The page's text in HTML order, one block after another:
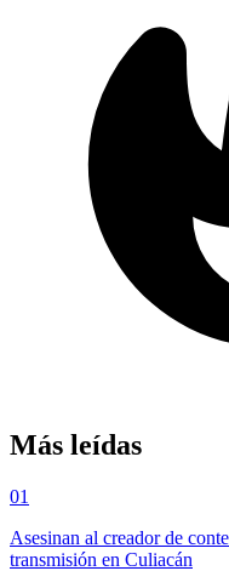
Más leídas
01
Asesinan al creador de
transmisión en Culiacán